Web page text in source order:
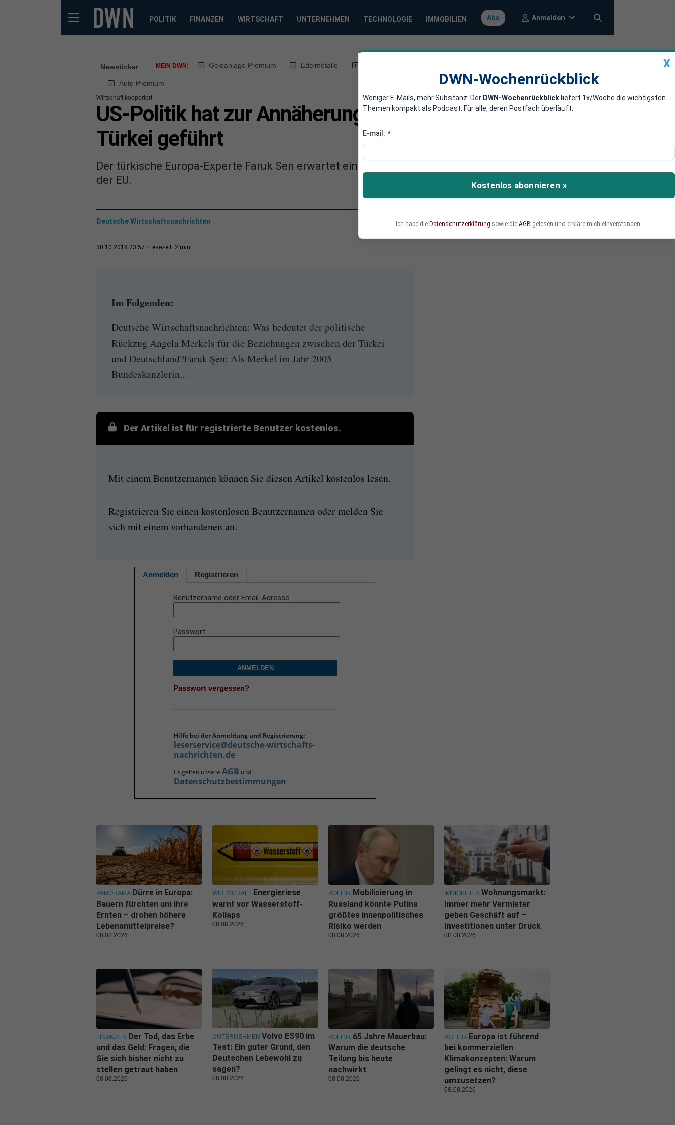
POLITIK FINANZEN WIRTSCHAFT UNTERNEHMEN TECHNOLOGIE IMMOBILIEN Abo Anmelden
Newsticker MEIN DWN: Geldanlage Premium Edelmetalle
Auto Premium
Wirtschaft kooperiert
US-Politik hat zur Annäherung Deutschlands und der
Türkei geführt
Der türkische Europa-Experte Faruk Sen erwartet eine privilegierte Partnerschaft der Türkei mit
der EU.
Deutsche Wirtschaftsnachrichten
30.10.2018 23:57 Lesezeit: 2 min
Im Folgenden:
Deutsche Wirtschaftsnachrichten: Was bedeutet der politische
Rückzug Angela Merkels für die Beziehungen zwischen der Türkei
und Deutschland?Faruk Şen: Als Merkel im Jahr 2005
Bundeskanzlerin...
Der Artikel ist für registrierte Benutzer kostenlos.
Mit einem Benutzernamen können Sie diesen Artikel kostenlos lesen.
Registrieren Sie einen kostenlosen Benutzernamen oder melden Sie
sich mit einem vorhandenen an.
Anmelden Registrieren
Benutzername oder Email-Adresse
Passwort
ANMELDEN
Passwort vergessen?
Hilfe bei der Anmeldung und Registrierung:
leserservice@deutsche-wirtschafts-
nachrichten.de
Es gelten unsere AGB und
Datenschutzbestimmungen
X
DWN-Wochenrückblick
Weniger E-Mails, mehr Substanz: Der DWN-Wochenrückblick liefert 1x/Woche die wichtigsten
Themen kompakt als Podcast. Für alle, deren Postfach überläuft.
E-mail: *
Kostenlos abonnieren »
Ich habe die Datenschutzerklärung sowie die AGB gelesen und erkläre mich einverstanden.
PANORAMA Dürre in Europa:
Bauern fürchten um ihre
Ernten – drohen höhere
Lebensmittelpreise?
08.08.2026
WIRTSCHAFT Energieriese
warnt vor Wasserstoff-
Kollaps
08.08.2026
POLITIK Mobilisierung in
Russland könnte Putins
größtes innenpolitisches
Risiko werden
08.08.2026
IMMOBILIEN Wohnungsmarkt:
Immer mehr Vermieter
geben Geschäft auf –
Investitionen unter Druck
08.08.2026
FINANZEN Der Tod, das Erbe
und das Geld: Fragen, die
Sie sich bisher nicht zu
stellen getraut haben
08.08.2026
UNTERNEHMEN Volvo ES90 im
Test: Ein guter Grund, den
Deutschen Lebewohl zu
sagen?
08.08.2026
POLITIK 65 Jahre Mauerbau:
Warum die deutsche
Teilung bis heute
nachwirkt
08.08.2026
POLITIK Europa ist führend
bei kommerziellen
Klimakonzepten: Warum
gelingt es nicht, diese
umzusetzen?
08.08.2026